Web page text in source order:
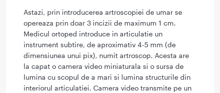
Astazi, prin introducerea artroscopiei de umar se
opereaza prin doar 3 incizii de maximum 1 cm.
Medicul ortoped introduce in articulatie un
instrument subtire, de aproximativ 4-5 mm (de
dimensiunea unui pix), numit artroscop. Acesta are
la capat o camera video miniaturala si o sursa de
lumina cu scopul de a mari si lumina structurile din
interiorul articulatiei. Camera video transmite pe un